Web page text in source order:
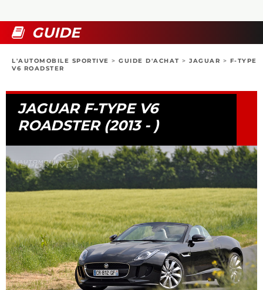
BOUTIQUE
GUIDE
L'AUTOMOBILE SPORTIVE > GUIDE D'ACHAT > JAGUAR > F-TYPE
V6 ROADSTER
JAGUAR F-TYPE V6
ROADSTER (2013 - )